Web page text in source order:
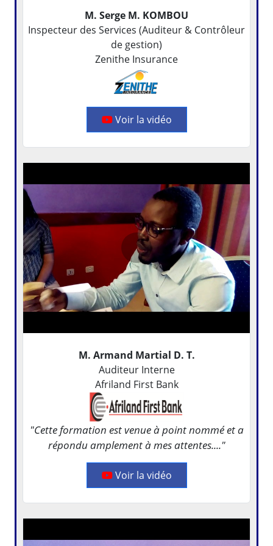
M. Serge M. KOMBOU
Inspecteur des Services (Auditeur & Contrôleur
de gestion)
Zenithe Insurance
Voir la vidéo
M. Armand Martial D. T.
Auditeur Interne
Afriland First Bank
"Cette formation est venue à point nommé et a
répondu amplement à mes attentes...."
Voir la vidéo